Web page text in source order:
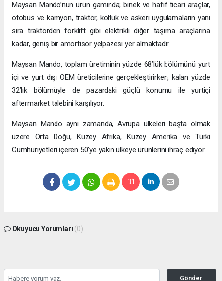
Maysan Mando’nun ürün gamında; binek ve hafif ticari araçlar,
otobüs ve kamyon, traktör, koltuk ve askeri uygulamaların yanı
sıra traktörden forklift gibi elektrikli diğer taşıma araçlarına
kadar, geniş bir amortisör yelpazesi yer almaktadır.
Maysan Mando, toplam üretiminin yüzde 68’lük bölümünü yurt
içi ve yurt dışı OEM üreticilerine gerçekleştirirken, kalan yüzde
32’lık bölümüyle de pazardaki güçlü konumu ile yurtiçi
aftermarket talebini karşılıyor.
Maysan Mando aynı zamanda, Avrupa ülkeleri başta olmak
üzere Orta Doğu, Kuzey Afrika, Kuzey Amerika ve Türki
Cumhuriyetleri içeren 50’ye yakın ülkeye ürünlerini ihraç ediyor.
Okuyucu Yorumları (0)
Gönder